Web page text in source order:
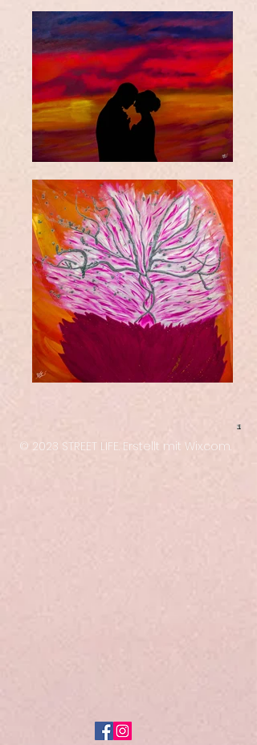
​© 2023 STREET LIFE. Erstellt mit Wix.com.